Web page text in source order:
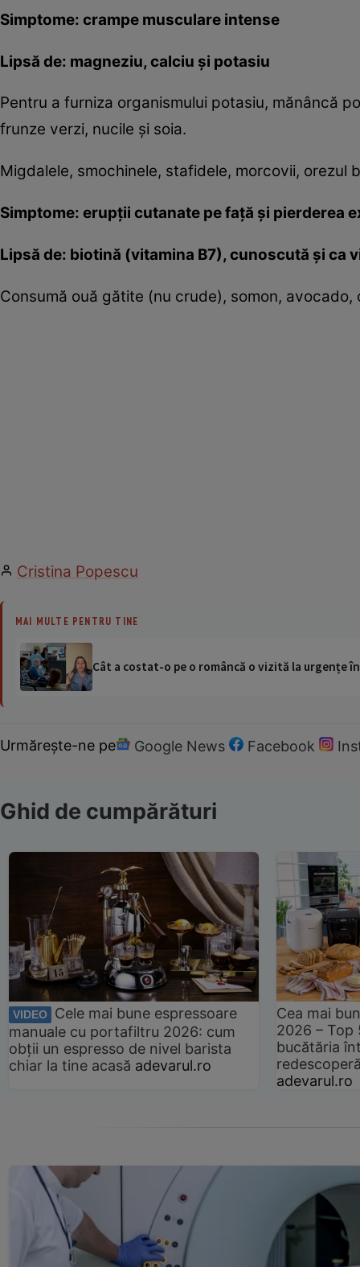
Simptome: crampe musculare intense
Lipsă de: magneziu, calciu şi potasiu
Pentru a furniza organismului potasiu, mănâncă
frunze verzi, nucile şi soia.
Migdalele, smochinele, stafidele, morcovii,
Simptome: erupţii cutanate pe faţă şi pierderea
Lipsă de: biotină (vitamina B7), cunoscută şi ca
Consumă ouă gătite (nu crude), somon,
Cristina Popescu
MAI MULTE PENTRU TINE
Cât a costat-o pe o româncă o vizită la urgențe
Urmărește-ne pe Google News Facebook
Ghid de cumpărături
VIDEO
Cele mai bune espressoare
manuale cu portafiltru 2026: cum
obții un espresso de nivel barista
chiar la tine acasă adevarul.ro
Cea mai
2026 –
bucătăria
adevarul.ro